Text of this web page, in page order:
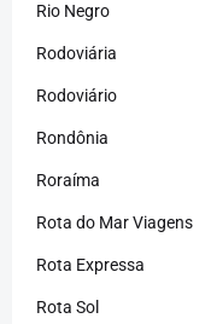
Rio Negro
Rodoviária
Rodoviário
Rondônia
Roraíma
Rota do Mar Viagens
Rota Expressa
Rota Sol